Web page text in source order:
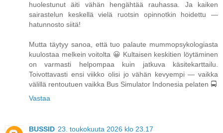
huolestunut äiti vähän hengähtää rauhassa. Ja kaiken
sairastelun keskellä vielä ruotsin opinnotkin hoidettu —
hatunnosto siitä!
Mutta täytyy sanoa, että tuo palaute mummopsykologiasta
kuulostaa melkein voitolta 😀 Kultaisen keskitien löytäminen
on varmasti helpompaa kuin jatkuva käsitekarttailu.
Toivottavasti ensi viikko olisi jo vähän kevyempi — vaikka
välillä rentoutuen vaikka Bus Simulator Indonesia pelaten 🚍
Vastaa
BUSSID 23. toukokuuta 2026 klo 23.17